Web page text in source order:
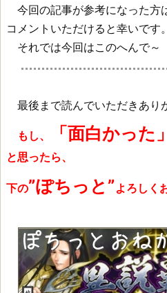
か？
今回の記事が参考になった方
コメントいただけると幸いです。
それでは今回はこのへんで～
最後まで読んでいただきあり
もし、 「面白かった
と思ったら、
下の”ぽちっと”よろしく